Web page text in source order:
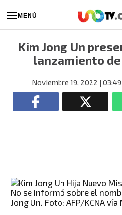
MENÚ
Kim Jong Un
lanzamiento
Noviembre 19, 2022 | 03:49
No se informó sobre el
Jong Un. Foto: AFP/KCNA vía